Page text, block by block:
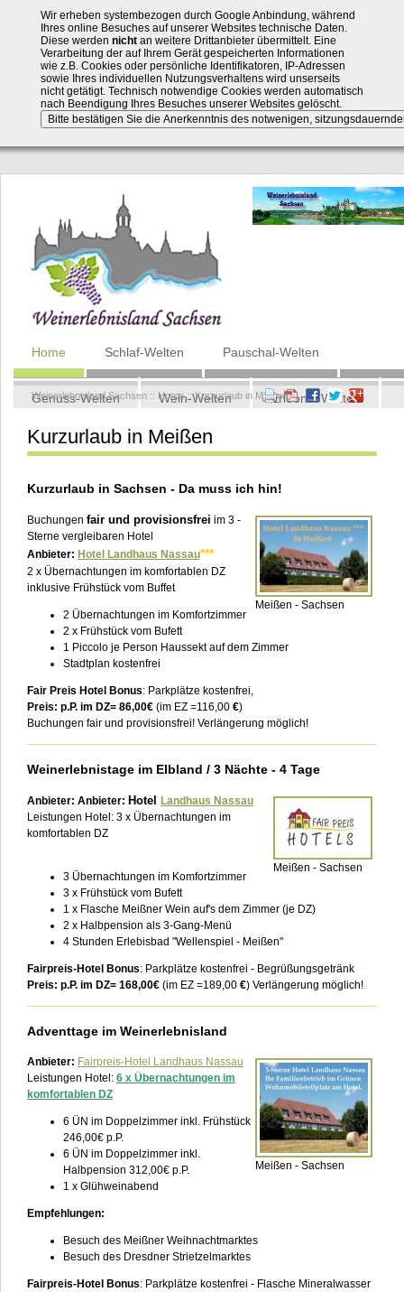
Wir erheben systembezogen durch Google Anbindung, während
Ihres online Besuches auf unserer Websites technische Daten.
Diese werden nichtan weitere Drittanbieter übermittelt. Eine
Verarbeitung der auf Ihrem Gerät gespeicherten Informationen
wie z.B. Cookies oder persönliche Identifikatoren, IP-Adressen
sowie Ihres individuellen Nutzungsverhaltens wird unserseits
nicht getätigt. Technisch notwendige Cookies werden automatisch
nach Beendigung Ihres Besuches unserer Websites gelöscht.
Navigation
überspringen
Home Schlaf-Welten Pauschal-Welten
Genuss-Welten Wein-Welten Erlebnis-Welten
Kontakt
Weinerlebnisland Sachsen :: Home::Kurzurlaub in Meißen
Kurzurlaub in Meißen
Kurzurlaub in Sachsen - Da muss ich hin!
Meißen - Sachsen
Buchungen fair und provisionsfrei im 3 -
Sterne vergleibaren Hotel
Anbieter: Hotel Landhaus Nassau***
2 x Übernachtungen im komfortablen DZ
inklusive Frühstück vom Buffet
2 Übernachtungen im Komfortzimmer
2 x Frühstück vom Bufett
1 Piccolo je Person Haussekt auf dem Zimmer
Stadtplan kostenfrei
Fair Preis Hotel Bonus: Parkplätze kostenfrei,
Preis: p.P. im DZ= 86,00€ (im EZ =116,00 €)
Buchungen fair und provisionsfrei! Verlängerung möglich!
Weinerlebnistage im Elbland / 3 Nächte - 4 Tage
Meißen - Sachsen
Anbieter: Anbieter: Hotel
Landhaus Nassau
Leistungen Hotel: 3 x Übernachtungen im
komfortablen DZ
3 Übernachtungen im Komfortzimmer
3 x Frühstück vom Bufett
1 x Flasche Meißner Wein auf's dem Zimmer (je DZ)
2 x Halbpension als 3-Gang-Menü
4 Stunden Erlebisbad "Wellenspiel - Meißen"
Fairpreis-Hotel Bonus: Parkplätze kostenfrei - Begrüßungsgetränk
Preis: p.P. im DZ= 168,00€ (im EZ =189,00 €) Verlängerung möglich!
Adventtage im Weinerlebnisland
Meißen - Sachsen
Anbieter: Fairpreis-Hotel Landhaus Nassau
Leistungen Hotel: 6 x Übernachtungen im
komfortablen DZ
6 ÜN im Doppelzimmer inkl. Frühstück
246,00€ p.P.
6 ÜN im Doppelzimmer inkl.
Halbpension 312,00€ p.P.
1 x Glühweinabend
Empfehlungen:
Besuch des Meißner Weihnachtmarktes
Besuch des Dresdner Strietzelmarktes
Fairpreis-Hotel Bonus: Parkplätze kostenfrei - Flasche Mineralwasser